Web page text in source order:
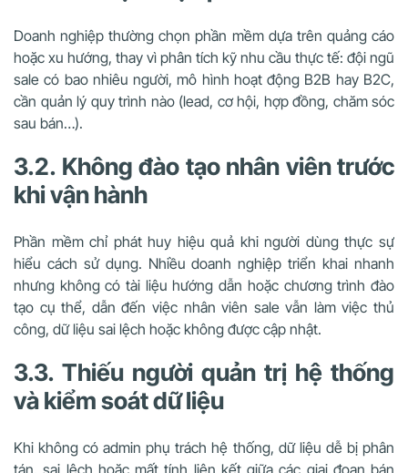
Doanh nghiệp thường chọn phần mềm dựa trên quảng cáo
hoặc xu hướng, thay vì phân tích kỹ nhu cầu thực tế: đội ngũ
sale có bao nhiêu người, mô hình hoạt động B2B hay B2C,
cần quản lý quy trình nào (lead, cơ hội, hợp đồng, chăm sóc
sau bán…).
3.2. Không đào tạo nhân viên trước
khi vận hành
Phần mềm chỉ phát huy hiệu quả khi người dùng thực sự
hiểu cách sử dụng. Nhiều doanh nghiệp triển khai nhanh
nhưng không có tài liệu hướng dẫn hoặc chương trình đào
tạo cụ thể, dẫn đến việc nhân viên sale vẫn làm việc thủ
công, dữ liệu sai lệch hoặc không được cập nhật.
3.3. Thiếu người quản trị hệ thống
và kiểm soát dữ liệu
Khi không có admin phụ trách hệ thống, dữ liệu dễ bị phân